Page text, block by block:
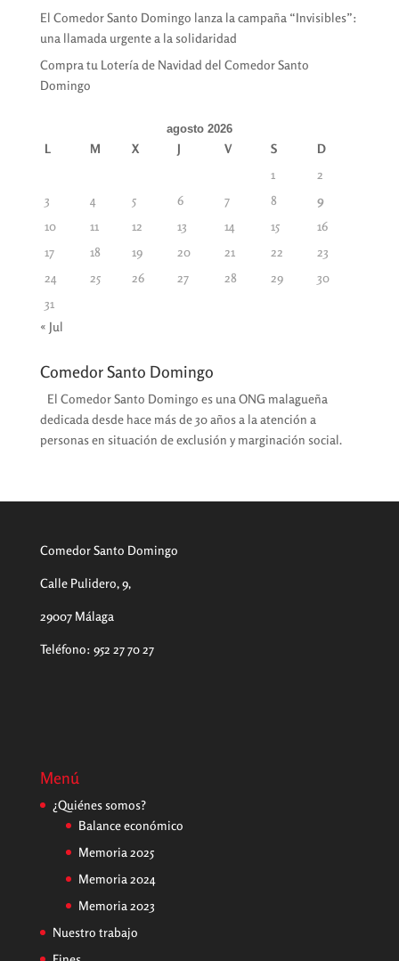
El Comedor Santo Domingo lanza la campaña “Invisibles”:
una llamada urgente a la solidaridad
Compra tu Lotería de Navidad del Comedor Santo
Domingo
agosto 2026
L M X J V S
D
1
2
3
4 5 6 7 8
9
10
11 12 13 14 15
16
17
18 19 20 21 22
23
24
25 26 27 28 29
30
31
« Jul
Comedor Santo Domingo
El Comedor Santo Domingo es una ONG malagueña
dedicada desde hace más de 30 años a la atención a
personas en situación de exclusión y marginación social.
Comedor Santo Domingo
Calle Pulidero, 9,
29007 Málaga
Teléfono: 952 27 70 27
Menú
¿Quiénes somos?
Balance económico
Memoria 2025
Memoria 2024
Memoria 2023
Nuestro trabajo